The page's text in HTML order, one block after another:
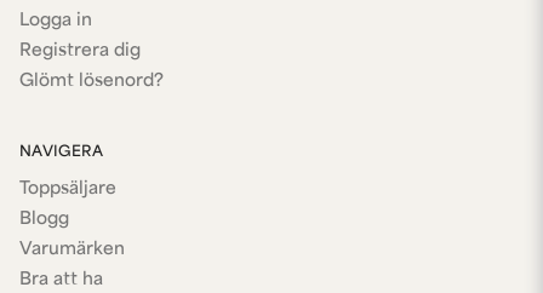
Logga in
Registrera dig
Glömt lösenord?
NAVIGERA
Toppsäljare
Blogg
Varumärken
Bra att ha